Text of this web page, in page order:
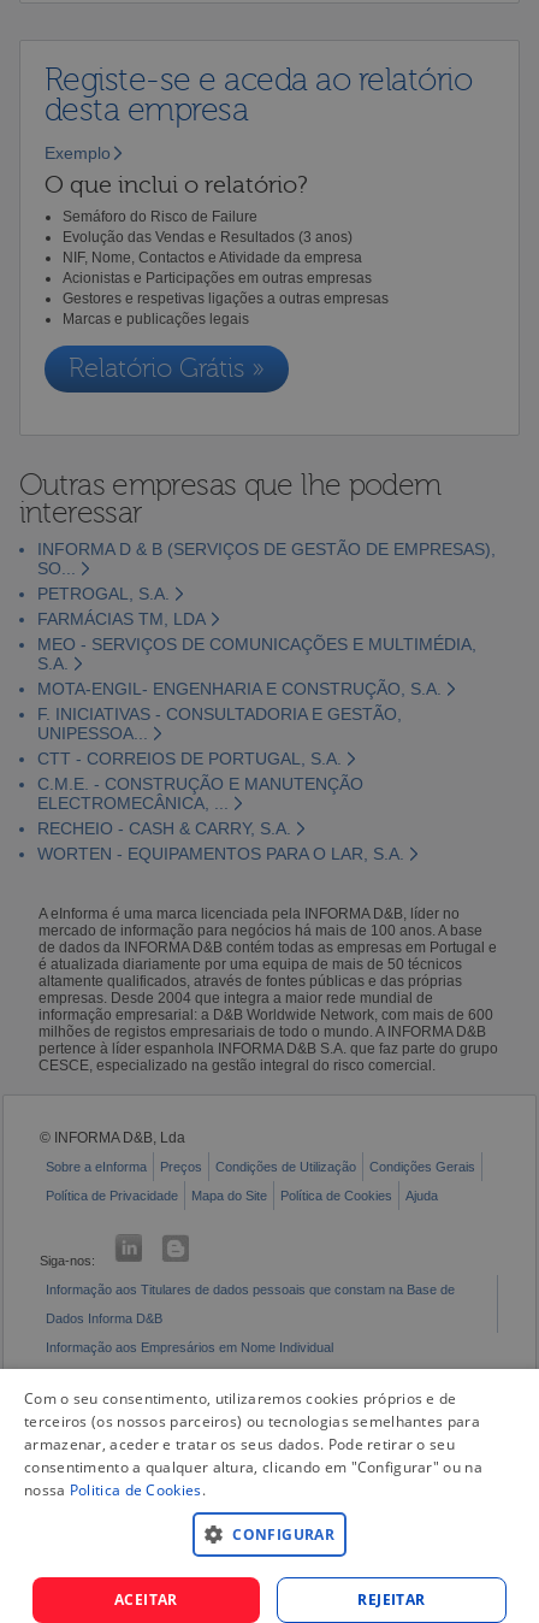
Registe-se e aceda ao relatório
desta empresa
Exemplo
O que inclui o relatório?
Semáforo do Risco de Failure
Evolução das Vendas e Resultados (3 anos)
NIF, Nome, Contactos e Atividade da empresa
Acionistas e Participações em outras empresas
Gestores e respetivas ligações a outras empresas
Marcas e publicações legais
Relatório Grátis »
Outras empresas que lhe podem
interessar
INFORMA D & B (SERVIÇOS DE GESTÃO DE EMPRESAS),
SO...
PETROGAL, S.A.
FARMÁCIAS TM, LDA
MEO - SERVIÇOS DE COMUNICAÇÕES E MULTIMÉDIA,
S.A.
MOTA-ENGIL- ENGENHARIA E CONSTRUÇÃO, S.A.
F. INICIATIVAS - CONSULTADORIA E GESTÃO,
UNIPESSOA...
CTT - CORREIOS DE PORTUGAL, S.A.
C.M.E. - CONSTRUÇÃO E MANUTENÇÃO
ELECTROMECÂNICA, ...
RECHEIO - CASH & CARRY, S.A.
WORTEN - EQUIPAMENTOS PARA O LAR, S.A.
A eInforma é uma marca licenciada pela INFORMA D&B, líder no
mercado de informação para negócios há mais de 100 anos. A base
de dados da INFORMA D&B contém todas as empresas em Portugal e
é atualizada diariamente por uma equipa de mais de 50 técnicos
altamente qualificados, através de fontes públicas e das próprias
empresas. Desde 2004 que integra a maior rede mundial de
informação empresarial: a D&B Worldwide Network, com mais de 600
milhões de registos empresariais de todo o mundo. A INFORMA D&B
pertence à líder espanhola INFORMA D&B S.A. que faz parte do grupo
CESCE, especializado na gestão integral do risco comercial.
© INFORMA D&B, Lda
Sobre a eInforma Preços Condições de Utilização
Condições Gerais
Política de Privacidade
Mapa do Site Política de Cookies Ajuda
Siga-nos:
Informação aos Titulares de dados pessoais que constam na Base de
Dados Informa D&B
Informação aos Empresários em Nome Individual
Com o seu consentimento, utilizaremos cookies próprios e de
terceiros (os nossos parceiros) ou tecnologias semelhantes para
armazenar, aceder e tratar os seus dados. Pode retirar o seu
consentimento a qualquer altura, clicando em "Configurar" ou na
nossa Politica de Cookies.
CONFIGURAR
ACEITAR REJEITAR